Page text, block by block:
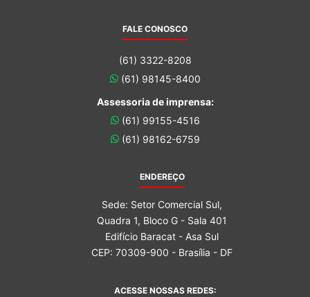
FALE CONOSCO
(61) 3322-8208
(61) 98145-8400
Assessoria de imprensa:
(61) 99155-4516
(61) 98162-6759
ENDEREÇO
Sede: Setor Comercial Sul,
Quadra 1, Bloco G - Sala 401
Edifício Baracat - Asa Sul
CEP: 70309-900 - Brasília - DF
ACESSE NOSSAS REDES: